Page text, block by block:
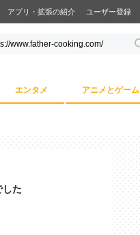
アプリ・拡張の紹介 ユーザー登録
エンタメ アニメとゲーム
した